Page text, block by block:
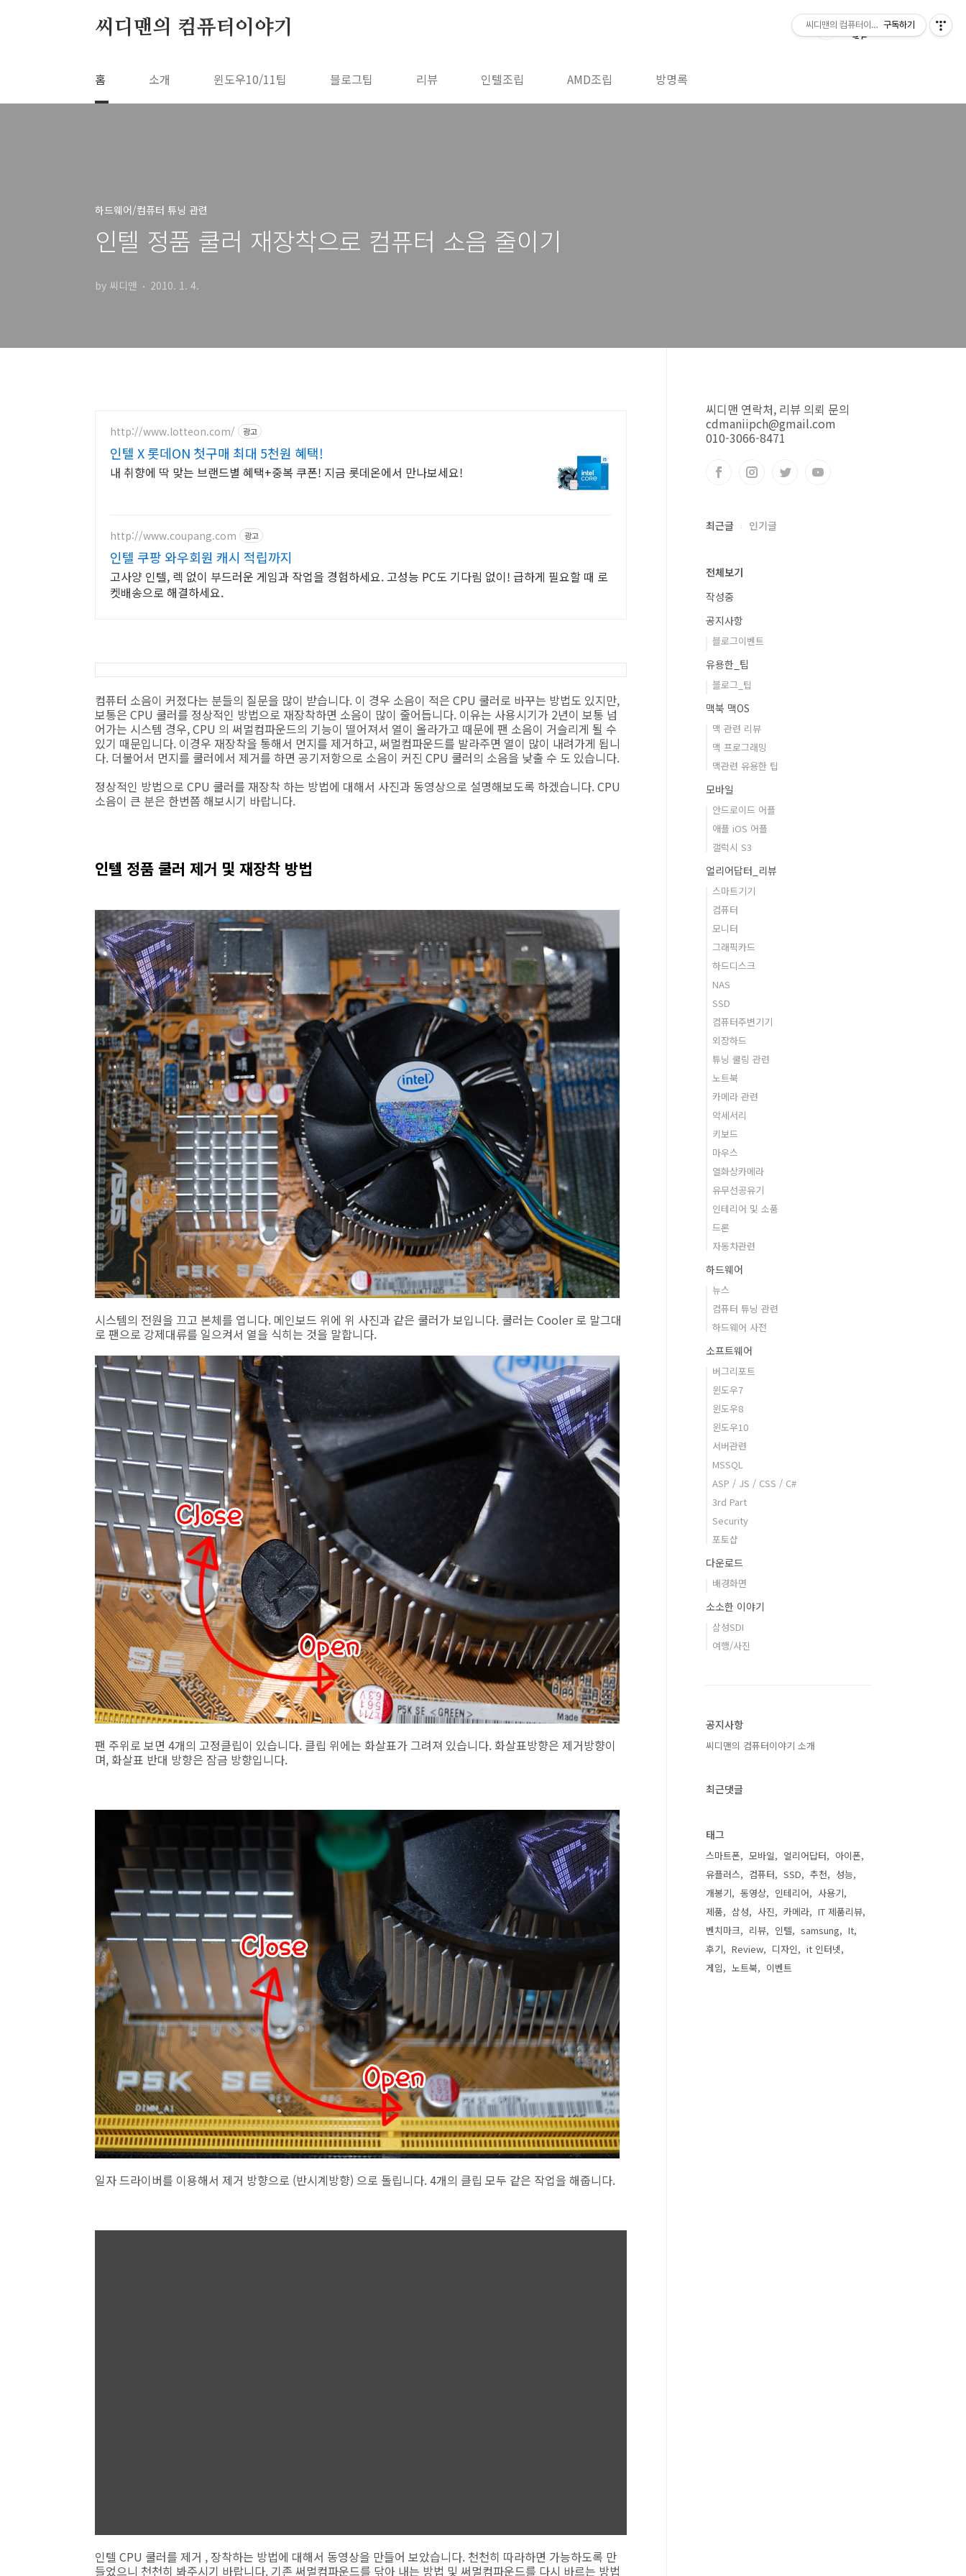
씨디맨의 컴퓨터이야기
홈 소개 윈도우10/11팁 블로그팁 리뷰 인텔조립 AMD조립 방명록
하드웨어/컴퓨터 튜닝 관련
인텔 정품 쿨러 재장착으로 컴퓨터 소음 줄이기
by 씨디맨 2010. 1. 4.
http://www.lotteon.com/ 광고
인텔 X 롯데ON 첫구매 최대 5천원 혜택!
내 취향에 딱 맞는 브랜드별 혜택+중복 쿠폰! 지금 롯데온에서 만나보세요!
http://www.coupang.com 광고
인텔 쿠팡 와우회원 캐시 적립까지
고사양 인텔, 렉 없이 부드러운 게임과 작업을 경험하세요. 고성능 PC도 기다림 없이! 급하게 필요할 때 로
켓배송으로 해결하세요.
컴퓨터 소음이 커졌다는 분들의 질문을 많이 받습니다. 이 경우 소음이 적은 CPU 쿨러로 바꾸는 방법도 있지만,
보통은 CPU 쿨러를 정상적인 방법으로 재장착하면 소음이 많이 줄어듭니다. 이유는 사용시기가 2년이 보통 넘
어가는 시스템 경우, CPU 의 써멀컴파운드의 기능이 떨어져서 열이 올라가고 때문에 팬 소음이 거슬리게 될 수
있기 때문입니다. 이경우 재장착을 통해서 먼지를 제거하고, 써멀컴파운드를 발라주면 열이 많이 내려가게 됩니
다. 더불어서 먼지를 쿨러에서 제거를 하면 공기저항으로 소음이 커진 CPU 쿨러의 소음을 낮출 수 도 있습니다.
정상적인 방법으로 CPU 쿨러를 재장착 하는 방법에 대해서 사진과 동영상으로 설명해보도록 하겠습니다. CPU
소음이 큰 분은 한번쯤 해보시기 바랍니다.
인텔 정품 쿨러 제거 및 재장착 방법
시스템의 전원을 끄고 본체를 엽니다. 메인보드 위에 위 사진과 같은 쿨러가 보입니다. 쿨러는 Cooler 로 말그대
로 팬으로 강제대류를 일으켜서 열을 식히는 것을 말합니다.
팬 주위로 보면 4개의 고정클립이 있습니다. 클립 위에는 화살표가 그려져 있습니다. 화살표방향은 제거방향이
며, 화살표 반대 방향은 잠금 방향입니다.
일자 드라이버를 이용해서 제거 방향으로 (반시계방향) 으로 돌립니다. 4개의 클립 모두 같은 작업을 해줍니다.
인텔 CPU 쿨러를 제거 , 장착하는 방법에 대해서 동영상을 만들어 보았습니다. 천천히 따라하면 가능하도록 만
들었으니 천천히 봐주시기 바랍니다. 기존 써멀컴파운드를 닦아 내는 방법 및 써멀컴파운드를 다시 바르는 방법
씨디맨 연락처, 리뷰 의뢰 문의
cdmaniipch@gmail.com
010-3066-8471
최근글 인기글
전체보기
작성중
공지사항
블로그이벤트
유용한_팁
블로그_팁
맥북 맥OS
맥 관련 리뷰
맥 프로그래밍
맥관련 유용한 팁
모바일
안드로이드 어플
애플 iOS 어플
갤럭시 S3
얼리어답터_리뷰
스마트기기
컴퓨터
모니터
그래픽카드
하드디스크
NAS
SSD
컴퓨터주변기기
외장하드
튜닝 쿨링 관련
노트북
카메라 관련
악세서리
키보드
마우스
열화상카메라
유무선공유기
인테리어 및 소품
드론
자동차관련
하드웨어
뉴스
컴퓨터 튜닝 관련
하드웨어 사전
소프트웨어
버그리포트
윈도우7
윈도우8
윈도우10
서버관련
MSSQL
ASP / JS / CSS / C#
3rd Part
Security
포토샵
다운로드
배경화면
소소한 이야기
삼성SDI
여행/사진
공지사항
씨디맨의 컴퓨터이야기 소개
최근댓글
태그
스마트폰 모바일 얼리어답터
아이폰
유플러스
컴퓨터 SSD 추천
성능
개봉기
동영상 인테리어
사용기
제품
삼성 사진 카메라
IT 제품리뷰
벤치마크
리뷰 인텔 samsung
It
후기
Review 디자인
it 인터넷
게임
노트북 이벤트
씨디맨의 컴퓨터이야기구독하기